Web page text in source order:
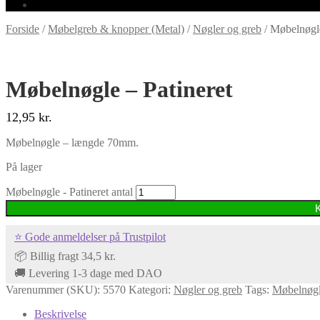
Forside /Møbelgreb & knopper (Metal) /Nøgler og greb /
Møbelnøgle – Patineret
12,95 kr.
Møbelnøgle – længde 70mm.
På lager
Møbelnøgle - Patineret antal
⭐ Gode anmeldelser på Trustpilot
📦 Billig fragt 34,5 kr.
🚚 Levering 1-3 dage med DAO
Varenummer (SKU): 5570 Kategori: Nøgler og greb Tags:
Beskrivelse